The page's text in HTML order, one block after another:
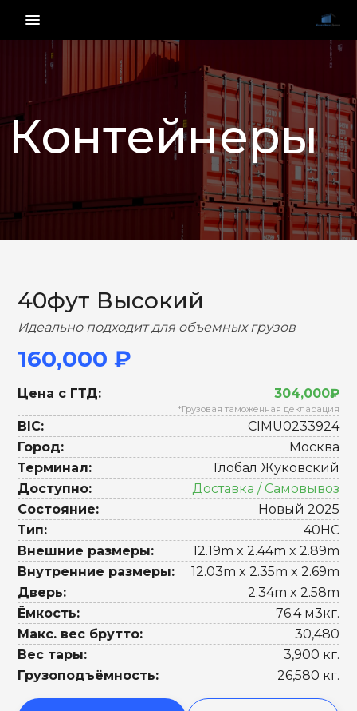
menu_vert
Контейнеры
НАЗАД ВПЕРЕД
40фут Высокий
Идеально подходит для объемных грузов
160,000 ₽
Цена с ГТД: 304,000₽
*Грузовая таможенная декларация
BIC:
CIMU0233924
Город:
Москва
Терминал:
Глобал Жуковский
Доступно:
Доставка / Самовывоз
Состояние:
Новый 2025
Тип:
40HC
Внешние размеры:
12.19m x 2.44m x 2.89m
Внутренние размеры:
12.03m x 2.35m x 2.69m
Дверь:
2.34m x 2.58m
Ёмкость:
76.4 м3кг.
Макс. вес брутто:
30,480
Вес тары:
3,900 кг.
Грузоподъёмность:
26,580 кг.